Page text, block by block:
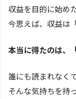
収益を目的に始め
今思えば、収益は
本当に得たのは、
誰にも読まれなく
そんな気持ちを持